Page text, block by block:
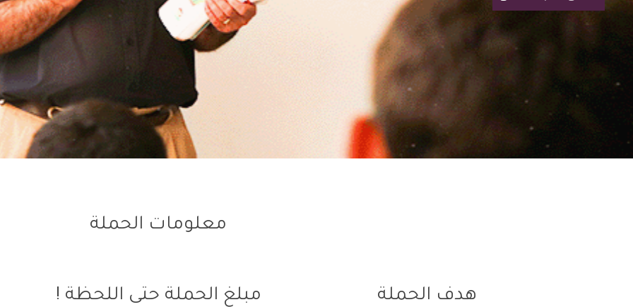
معلومات الحملة
هدف الحملة
مبلغ الحملة حتى اللحظة !